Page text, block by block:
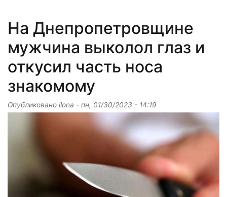
На Днепропетровщине
мужчина выколол глаз и
откусил часть носа
знакомому
Опубликовано ilona - пн, 01/30/2023 - 14:19